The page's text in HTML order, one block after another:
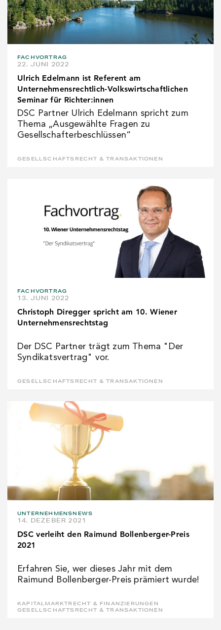
FACHVORTRAG
22. JUNI 2022
Ulrich Edelmann ist Referent am
Unternehmensrechtlich-Volkswirtschaftlichen
Seminar für Richter:innen
DSC Partner Ulrich Edelmann spricht zum
Thema „Ausgewählte Fragen zu
Gesellschafterbeschlüssen“
GESELLSCHAFTSRECHT & TRANSAKTIONEN
FACHVORTRAG
13. JUNI 2022
Christoph Diregger spricht am 10. Wiener
Unternehmensrechtstag
Der DSC Partner trägt zum Thema "Der
Syndikatsvertrag" vor.
GESELLSCHAFTSRECHT & TRANSAKTIONEN
UNTERNEHMENSNEWS
14. DEZEBER 2021
DSC verleiht den Raimund Bollenberger-Preis
2021
Erfahren Sie, wer dieses Jahr mit dem
Raimund Bollenberger-Preis prämiert wurde!
KAPITALMARKTRECHT & FINANZIERUNGEN
GESELLSCHAFTSRECHT & TRANSAKTIONEN